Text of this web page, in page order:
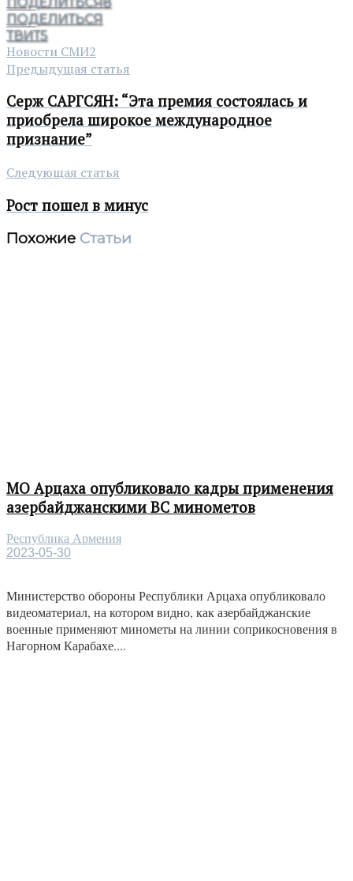
ПОДЕЛИТЬСЯ
ТВИТ5
Новости СМИ2
Предыдущая статья
Серж САРГСЯН: “Эта премия состоялась и
приобрела широкое международное
признание”
Следующая статья
Рост пошел в минус
Похожие Статьи
МО Арцаха опубликовало кадры применения
азербайджанскими ВС минометов
Республика Армения
2023-05-30
Министерство обороны Республики Арцаха опубликовало
видеоматериал, на котором видно, как азербайджанские
военные применяют минометы на линии соприкосновения в
Нагорном Карабахе....